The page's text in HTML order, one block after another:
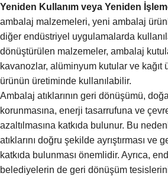
Yeniden Kullanım veya Yeniden
ambalaj malzemeleri, yeni ambalaj
diğer endüstriyel uygulamalarda
dönüştürülen malzemeler, ambalaj
kavanozlar, alüminyum kutular ve kağıt
ürünün üretiminde kullanılabilir.
Ambalaj atıklarının geri dönüşümü,
korunmasına, enerji tasarrufuna ve
azaltılmasına katkıda bulunur. Bu
atıklarını doğru şekilde ayrıştırması ve
katkıda bulunması önemlidir. Ayrıca,
belediyelerin de geri dönüşüm